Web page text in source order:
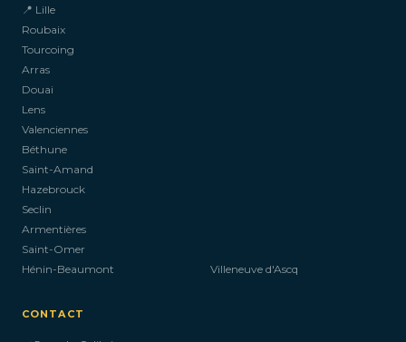
📍 Lille
Roubaix
Tourcoing
Arras
Douai
Lens
Valenciennes
Béthune
Saint-Amand
Hazebrouck
Seclin
Armentières
Saint-Omer
Hénin-Beaumont
Villeneuve d'Ascq
CONTACT